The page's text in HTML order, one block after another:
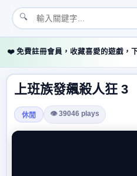
🔍
❤️ 免費註冊會員，收藏喜愛的遊戲，
上班族發飆殺人狂 3
休閒 👁 39046 plays